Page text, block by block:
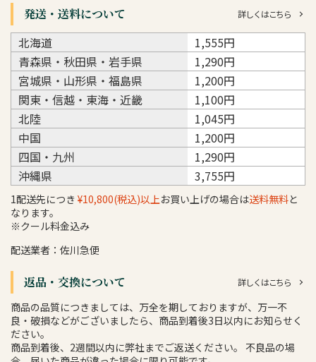
発送・送料について 詳しくはこちら
北海道
1,555円
青森県・秋田県・岩手県
1,290円
宮城県・山形県・福島県
1,200円
関東・信越・東海・近畿
1,100円
北陸
1,045円
中国
1,200円
四国・九州
1,290円
沖縄県
3,755円
1配送先につき ¥10,800(税込)以上お買い上げの場合は送料無料と
なります。
※クール料金込み
配送業者：佐川急便
返品・交換について 詳しくはこちら
商品の品質につきましては、万全を期しておりますが、万一不
良・破損などがございましたら、商品到着後3日以内にお知らせく
ださい。
商品到着後、2週間以内に弊社までご返送ください。 不良品の場